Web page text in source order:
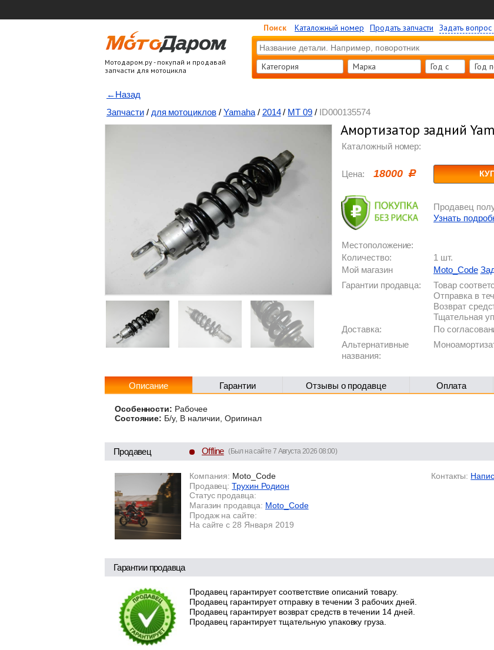
Мотодаром.ру - покупай и продавай
запчасти для мотоцикла
Поиск Каталожный номер Продать запчасти Задать
Категория Марка Год c Год
←Назад
Запчасти / для мотоциклов / Yamaha / 2014 / MT 09 / ID000135574
Амортизатор задний
Каталожный номер:
Цена: 18000
Продавец
Узнать
Местоположение:
Количество:
1 шт.
Мой магазин
Moto_Code
Гарантии продавца:
Товар
Отправка в
Возврат
Тщательная
Доставка:
По
Альтернативные
названия:
Описание Гарантии Отзывы о продавце Оплата
Особенности: Рабочее
Состояние: Б/у, В наличии, Оригинал
Продавец Offline (Был на сайте 7 Августа 2026 08:00)
Компания: Moto_Code
Продавец: Трухин Родион
Статус продавца:
Магазин продавца: Moto_Code
Продаж на сайте:
На сайте с 28 Января 2019
Контакты:
Гарантии продавца
Продавец гарантирует соответствие описаний товару.
Продавец гарантирует отправку в течении 3 рабочих дней.
Продавец гарантирует возврат средств в течении 14 дней.
Продавец гарантирует тщательную упаковку груза.